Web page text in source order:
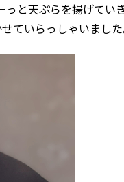
と天ぷらを揚げていき
ていらっしゃいました